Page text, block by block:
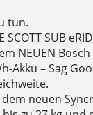
tun.
SCOTT SUB
NEUEN
Akku – Sag
neuen